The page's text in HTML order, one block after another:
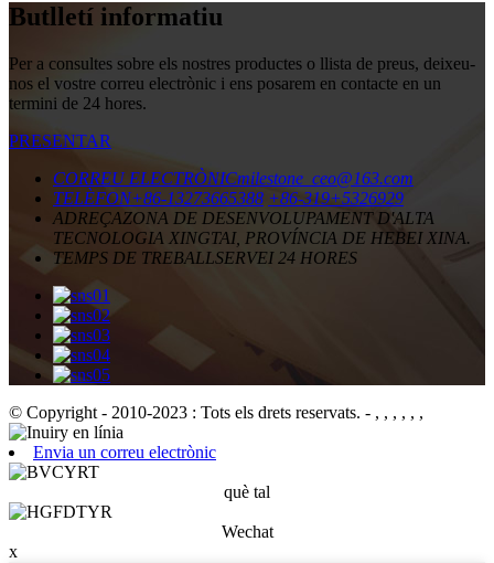
Butlletí informatiu
Per a consultes sobre els nostres productes o llista de preus, deixeu-
nos el vostre correu electrònic i ens posarem en contacte en un
termini de 24 hores.
PRESENTAR
CORREU ELECTRÒNICmilestone_ceo@163.com
TELÈFON+86-13273665388 +86-319+5326929
ADREÇAZONA DE DESENVOLUPAMENT D'ALTA
TECNOLOGIA XINGTAI, PROVÍNCIA DE HEBEI XINA.
TEMPS DE TREBALLSERVEI 24 HORES
© Copyright - 2010-2023 : Tots els drets reservats. - , , , , , ,
Envia un correu electrònic
què tal
Wechat
x